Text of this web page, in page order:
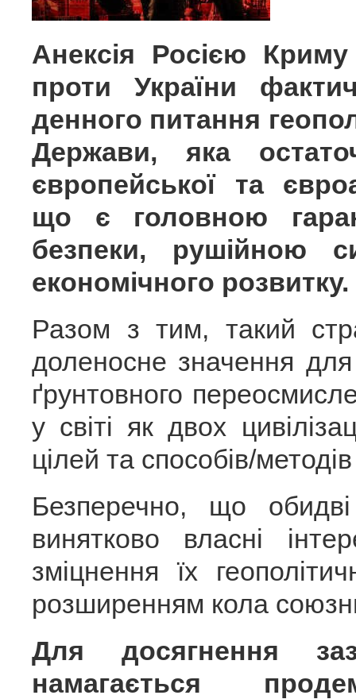
Анексія Росією Криму
проти України
денного питання
Держави, яка
європейської та
що є головною
безпеки, рушійною
економічного розвитку.
Разом з тим, такий
доленосне значення
ґрунтовного
у світі як двох
цілей та способів/
Безперечно, що
винятково власні
зміцнення їх
розширенням кола
Для досягнення
намагається